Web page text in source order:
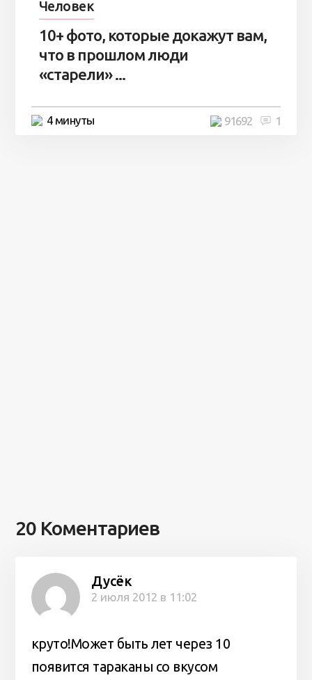
Человек
10+ фото, которые докажут вам,
что в прошлом люди
«старели» ...
4 минуты 1
91692
20 Коментариев
Дусёк
2 июля 2012 в 11:02
круто!Может быть лет через 10
появится тараканы со вкусом